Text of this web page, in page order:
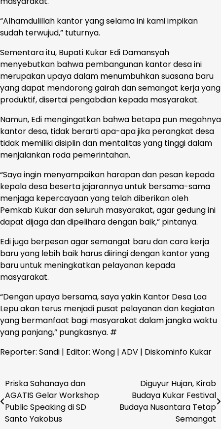
“Alhamdulillah kantor yang selama ini kami impikan
sudah terwujud,” tuturnya.
Sementara itu, Bupati Kukar Edi Damansyah
menyebutkan bahwa pembangunan kantor desa ini
merupakan upaya dalam menumbuhkan suasana baru
yang dapat mendorong gairah dan semangat kerja yang
produktif, disertai pengabdian kepada masyarakat.
Namun, Edi mengingatkan bahwa betapa pun megahnya
kantor desa, tidak berarti apa-apa jika perangkat desa
tidak memiliki disiplin dan mentalitas yang tinggi dalam
menjalankan roda pemerintahan.
“Saya ingin menyampaikan harapan dan pesan kepada
kepala desa beserta jajarannya untuk bersama-sama
menjaga kepercayaan yang telah diberikan oleh
Pemkab Kukar dan seluruh masyarakat, agar gedung ini
dapat dijaga dan dipelihara dengan baik,” pintanya.
Edi juga berpesan agar semangat baru dan cara kerja
baru yang lebih baik harus diiringi dengan kantor yang
baru untuk meningkatkan pelayanan kepada
masyarakat.
“Dengan upaya bersama, saya yakin Kantor Desa Loa
Lepu akan terus menjadi pusat pelayanan dan kegiatan
yang bermanfaat bagi masyarakat dalam jangka waktu
yang panjang,” pungkasnya. #
Reporter: Sandi | Editor: Wong | ADV | Diskominfo Kukar
Navigasi
pos
Priska Sahanaya dan
AGATIS Gelar Workshop
Public Speaking di SD
Santo Yakobus
Diguyur Hujan, Kirab
Budaya Kukar Festival
Budaya Nusantara Tetap
Semangat